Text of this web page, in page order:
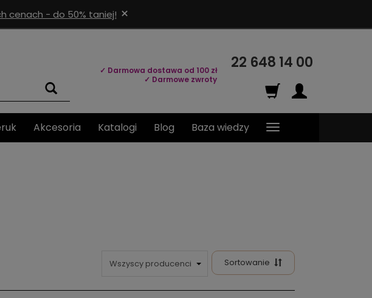
cenach - do 50% taniej! ×
✓ Darmowa dostawa od 100 zł
✓ Darmowe zwroty
22 648 14 00
Akcesoria Katalogi Blog Baza wiedzy
Sortowanie